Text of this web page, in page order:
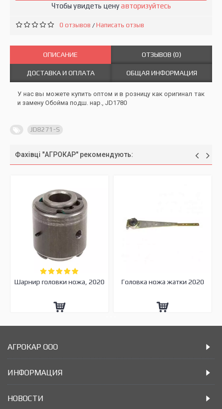
Чтобы увидеть ценуавторизуйтесь
0 отзывов /Написать отзыв
ОПИСАНИЕ ОТЗЫВОВ (0)
ДОСТАВКА И ОПЛАТА ОБЩАЯ ИНФОРМАЦИЯ
У нас вы можете купить оптом и в розницу как оригинал так
и замену Обойма подш. нар., JD1780
JD8271-S
Фахівці "АГРОКАР" рекомендують:
Шарнир головки ножа, 2020 Головка ножа жатки 2020
АГРОКАР ООО
ИНФОРМАЦИЯ
НОВОСТИ